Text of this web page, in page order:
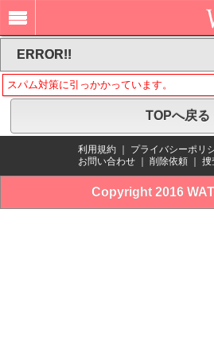
ERROR!!
スパム対策に引っかかっています。
TOPへ戻る
利用規約 プライバシーポリ
お問い合わせ
削除依頼 捜
Copyright 2016